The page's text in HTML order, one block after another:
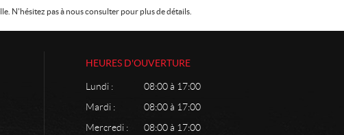
N'hésitez pas à nous consulter pour plus de détails.
HEURES D'OUVERTURE
Lundi :
08:00 à 17:00
Mardi :
08:00 à 17:00
Mercredi :
08:00 à 17:00